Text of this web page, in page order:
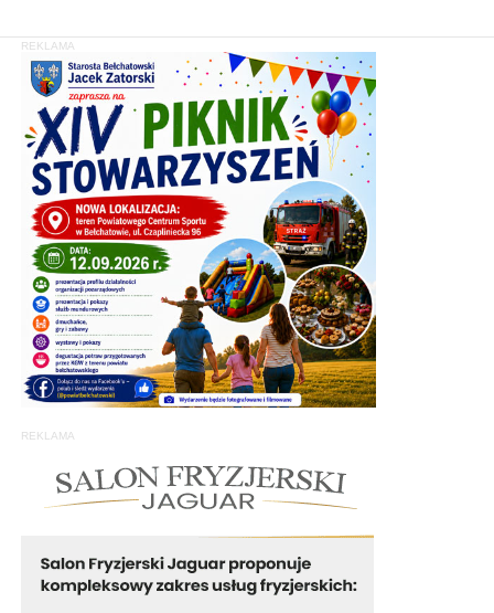
REKLAMA
REKLAMA